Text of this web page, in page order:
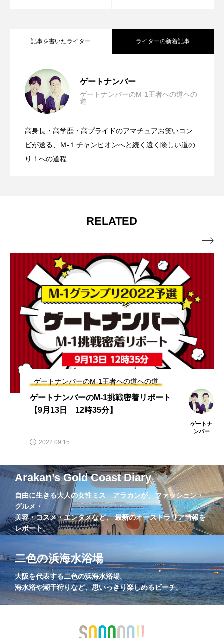
記事を書いたライター ライターの新着記事
ゲートナンバー
ゲートナンバーのM-1王者への道への
道
高身長・高学歴・高プライドのアマチュアお笑いコン
ビが送る、Ｍ-１チャンピオンへと続く遠く険しい道の
り！への道程
2023.02.04
2022.09.17
【9月13日 19時30分】
2022.09.16 ゲートナンバーのM-1挑戦密着リポート
RELATED
ゲートナンバーのM-1王者への道への道
ゲートナンバーのM-1挑戦密着リポート
【9月13日 12時35分】
ゲートナ
ンバー
2022.09.15

Arakan’s Gold Coast Diary
自由に生きる大人の女性ミス アラカンが、ファッション・
グルメ・
美容・コスメ・エンタメなど、 最新のオーストラリア情報を
レポート。
二色の浜海水浴場
大阪を代表する二色の浜海水浴場。
海水浴や潮干狩りなど、思いっきり楽しめるビーチ。